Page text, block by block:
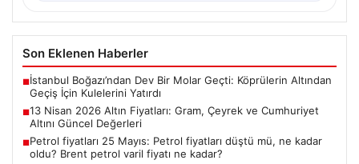
Son Eklenen Haberler
■İstanbul Boğazı’ndan Dev Bir Molar Geçti: Köprülerin Altından
Geçiş İçin Kulelerini Yatırdı
■13 Nisan 2026 Altın Fiyatları: Gram, Çeyrek ve Cumhuriyet
Altını Güncel Değerleri
■Petrol fiyatları 25 Mayıs: Petrol fiyatları düştü mü, ne kadar
oldu? Brent petrol varil fiyatı ne kadar?